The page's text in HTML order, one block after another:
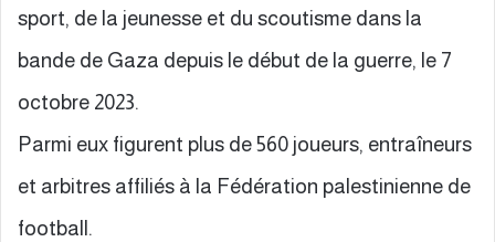
sport, de la jeunesse et du scoutisme dans la
bande de Gaza depuis le début de la guerre, le 7
octobre 2023.
Parmi eux figurent plus de 560 joueurs, entraîneurs
et arbitres affiliés à la Fédération palestinienne de
football.